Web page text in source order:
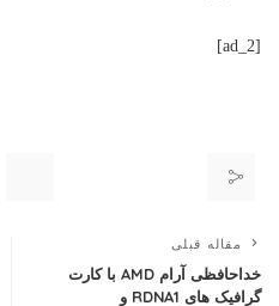
[ad_2]
مقاله قبلی
خداحافظی آرام AMD با کارت
گرافیک های RDNA1 و